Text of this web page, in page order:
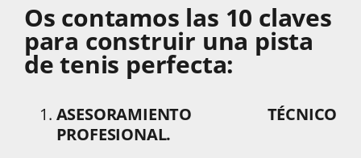
Os contamos las 10 claves
para construir una pista
de tenis perfecta:
ASESORAMIENTO TÉCNICO
PROFESIONAL.